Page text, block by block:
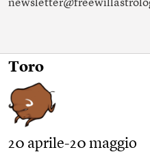
Toro
20 aprile-20 maggio